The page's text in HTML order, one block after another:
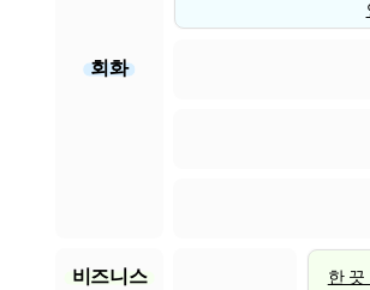
회화
비즈니스 한 끗